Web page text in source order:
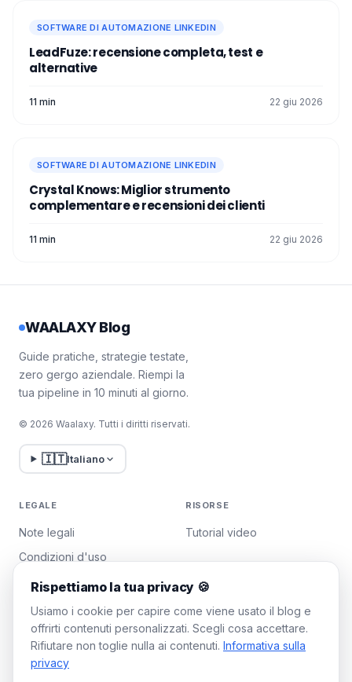
SOFTWARE DI AUTOMAZIONE LINKEDIN
LeadFuze: recensione completa, test e
alternative
11 min 22 giu 2026
SOFTWARE DI AUTOMAZIONE LINKEDIN
Crystal Knows: Miglior strumento
complementare e recensioni dei clienti
11 min 22 giu 2026
WAALAXY Blog
Guide pratiche, strategie testate,
zero gergo aziendale. Riempi la
tua pipeline in 10 minuti al giorno.
© 2026 Waalaxy. Tutti i diritti riservati.
🇮🇹Italiano
LEGALE
Note legali
Condizioni d'uso
Politica sulla privacy
Gestisci i cookie
RISORSE
Tutorial video
WAALAXY
Rispettiamo la tua privacy 🍪
Usiamo i cookie per capire come viene usato il blog e
offrirti contenuti personalizzati. Scegli cosa accettare.
Rifiutare non toglie nulla ai contenuti. Informativa sulla
privacy